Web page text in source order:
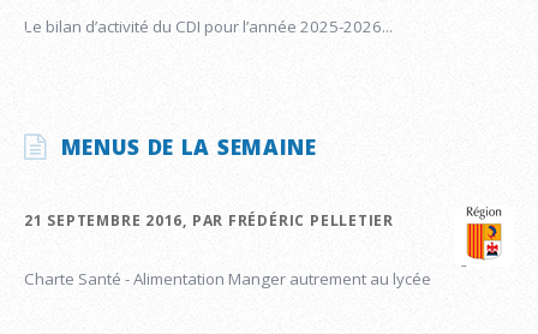
Le bilan d’activité du CDI pour l’année 2025-2026...
MENUS DE LA SEMAINE
21 SEPTEMBRE 2016, PAR FRÉDÉRIC PELLETIER
Charte Santé - Alimentation Manger autrement au lycée